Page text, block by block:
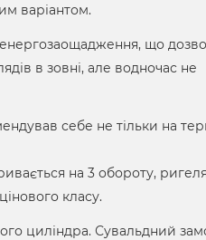
варіантом.
що
в зовні, але водночас не
себе не тільки на
на 3 обороту, ригеля
класу.
циліндра. Сувальдний